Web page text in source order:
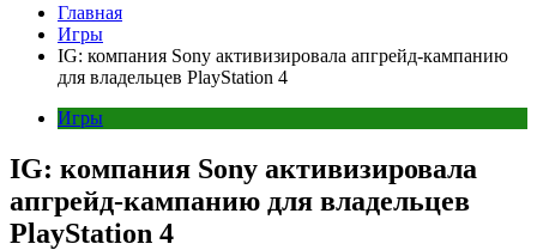
Главная
Игры
IG: компания Sony активизировала апгрейд-кампанию
для владельцев PlayStation 4
Игры
IG: компания Sony активизировала
апгрейд-кампанию для владельцев
PlayStation 4